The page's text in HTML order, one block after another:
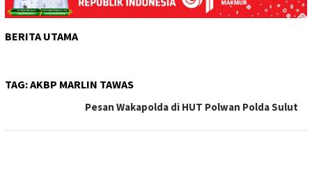
BERITA UTAMA
TAG:AKBP MARLIN TAWAS
Pesan Wakapolda di HUT Polwan Polda Sulut